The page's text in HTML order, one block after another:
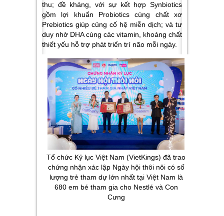
thu; đề kháng, với sự kết hợp Synbiotics
gồm lợi khuẩn Probiotics cùng chất xơ
Prebiotics giúp củng cố hệ miễn dịch; và tư
duy nhờ DHA cùng các vitamin, khoáng chất
thiết yếu hỗ trợ phát triển trí não mỗi ngày.
Tổ chức Kỷ lục Việt Nam (VietKings) đã trao
chứng nhận xác lập Ngày hội thôi nôi có số
lượng trẻ tham dự lớn nhất tại Việt Nam là
680 em bé tham gia cho Nestlé và Con
Cưng